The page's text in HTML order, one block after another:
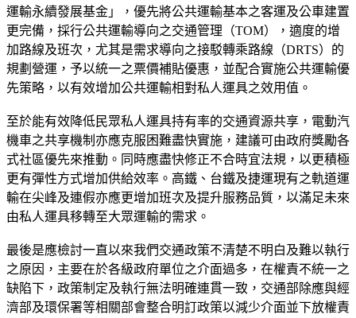
運輸永續發展基金」，優先將公共運輸基本之客運及公車建置
更完備，採行公共運輸導向之交通管理（TOM），適度的增
加路線及班次，尤其是需求導向之接駁轉乘路線（DRTS）的
規劃營運，予以統一之票價補貼優惠，並配合實施公共運輸優
先策略，以有效增加公共運輸相對私人運具之效用值。
至於能有效降低民眾私人運具持有率的交通資源共享，電動汽
機車之共享機制亦應克服困難盡快實施，建議可由政府獎勵各
式社區優先來推動。同時應盡快修正不合時宜法規，以更積極
更有彈性方式增加供給效率。高鐵、台鐵及捷運現有之軌道運
輸在尖峰及連假亦應更增加班次及提升服務品質，以滿足未來
由私人運具移轉至大眾運輸的需求。
最後是應檢討一直以來我們交通政策不清楚不明白及難以執行
之原因，主要在於各級政府單位之介面過多，在權責不統一之
缺陷下，政策制定及執行無法明確連貫一致，交通部除應與經
濟部及環保署等相關部會整合明訂政策以減少介面並下放權責